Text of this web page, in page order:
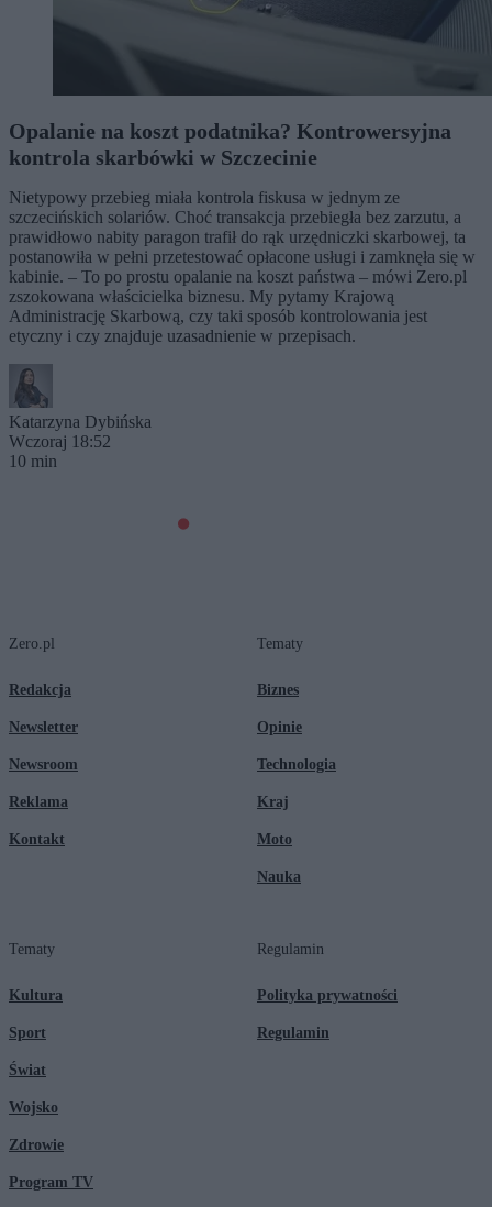
Opalanie na koszt podatnika? Kontrowersyjna
kontrola skarbówki w Szczecinie
Nietypowy przebieg miała kontrola fiskusa w jednym ze
szczecińskich solariów. Choć transakcja przebiegła bez zarzutu, a
prawidłowo nabity paragon trafił do rąk urzędniczki skarbowej, ta
postanowiła w pełni przetestować opłacone usługi i zamknęła się w
kabinie. – To po prostu opalanie na koszt państwa – mówi Zero.pl
zszokowana właścicielka biznesu. My pytamy Krajową
Administrację Skarbową, czy taki sposób kontrolowania jest
etyczny i czy znajduje uzasadnienie w przepisach.
Katarzyna Dybińska
Wczoraj 18:52
10 min
Zero.pl
Redakcja
Newsletter
Newsroom
Reklama
Kontakt
Tematy
Biznes
Opinie
Technologia
Kraj
Moto
Nauka
Tematy
Kultura
Sport
Świat
Wojsko
Zdrowie
Program TV
Regulamin
Polityka prywatności
Regulamin